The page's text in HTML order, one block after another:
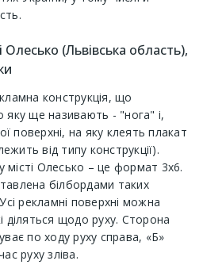
(Львівська область),
конструкція, що
яку ще називають - "нога" і,
поверхні, на яку клеять плакат
від типу конструкції).
місті Олесько – це формат 3х6.
​​білбордами таких
рекламні поверхні можна
діляться щодо руху. Сторона
по ходу руху справа, «Б»
руху зліва.